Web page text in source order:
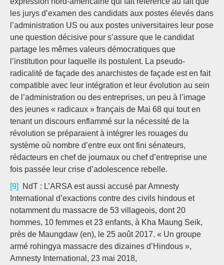
les jurys d’examen des candidats aux postes élevés dans
l’administration US ou aux postes universitaires leur pose
une question décisive pour s’assure que le candidat
partage les mêmes valeurs démocratiques que
l’institution pour laquelle ils postulent. La pseudo-
radicalité de façade des anarchistes de façade est en fait
compatible avec leur intégration et leur évolution au sein
de l’administration ou des entreprises, un peu à l’image
des jeunes « radicaux » français de Mai 68 qui tout en
tenant un discours enflammé sur la nécessité de la
révolution se préparaient à intégrer les rouages du
système où nombre d’entre eux ont fini sénateurs,
rédacteurs en chef de journaux ou chef d’entreprise une
fois passée leur crise d’adolescence rebelle.
[9]
NdT : L’ARSA est aussi accusé par Amnesty
International d’exactions contre des civils hindous et
notamment du massacre de 53 villageois, dont 20
hommes, 10 femmes et 23 enfants, à Kha Maung Seik,
près de Maungdaw (en), le 25 août 2017. « Un groupe
armé rohingya massacre des dizaines d’Hindous »,
Amnesty International, 23 mai 2018,